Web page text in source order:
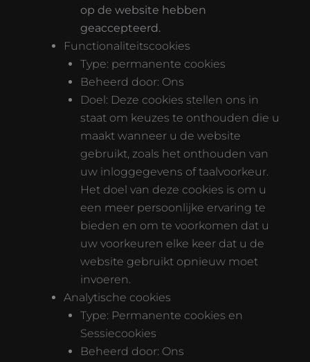
op de website hebben
geaccepteerd.
Functionaliteitscookies
Type: permanente cookies
Beheerd door: Ons
Doel: Deze cookies stellen ons in
staat om keuzes te onthouden die u
maakt wanneer u de website
gebruikt, zoals het onthouden van
uw inloggegevens of taalvoorkeur.
Het doel van deze cookies is om u
een meer persoonlijke ervaring te
bieden en om te voorkomen dat u
uw voorkeuren elke keer dat u de
website gebruikt opnieuw moet
invoeren.
Analytische cookies
Type: Permanente cookies en
Sessiecookies
Beheerd door: Ons